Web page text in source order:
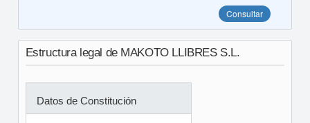
Consultar
Estructura legal de MAKOTO LLIBRES S.L.
Datos de Constitución